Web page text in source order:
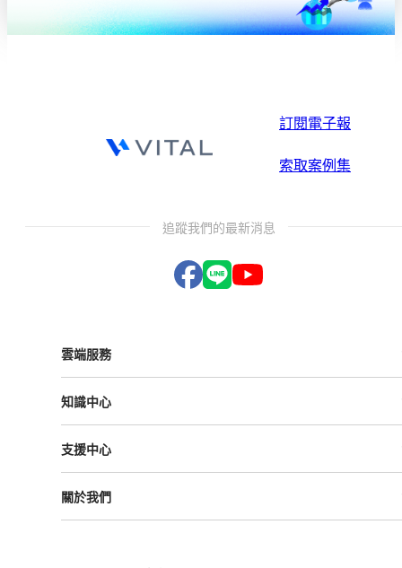
訂閱電子報
索取案例集
追蹤我們的最新消息
雲端服務
Vital NetZero
Vital Finance
Vital OD
知識中心
成功案例
支援中心
解決方案
關於我們